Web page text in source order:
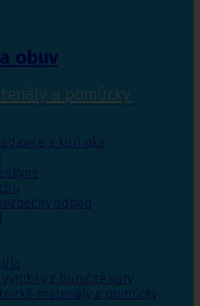
obuv
a pomůcky
a kuří oka
odpad
z buničité vaty
materiály a pomůcky